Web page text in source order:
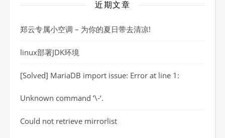
近期文章
郑云专属小空调 – 为你的夏日带去清凉!
linux部署JDK环境
[Solved] MariaDB import issue: Error at line 1:
Unknown command ‘\-‘.
Could not retrieve mirrorlist